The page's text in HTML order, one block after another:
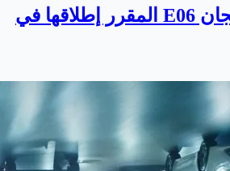
الكشف عن شانجان E06 المقرر إطلاقها في